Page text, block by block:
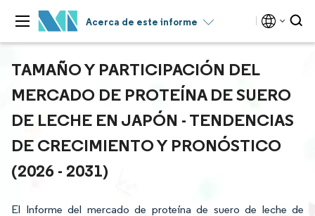
Acerca de este informe
TAMAÑO Y PARTICIPACIÓN DEL
MERCADO DE PROTEÍNA DE SUERO
DE LECHE EN JAPÓN - TENDENCIAS
DE CRECIMIENTO Y PRONÓSTICO
(2026 - 2031)
El Informe del mercado de proteína de suero de leche de